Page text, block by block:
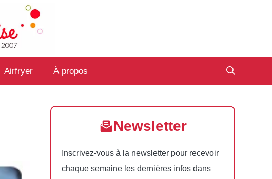
Airfryer À propos
Newsletter
Inscrivez-vous à la newsletter pour recevoir
chaque semaine les dernières infos dans